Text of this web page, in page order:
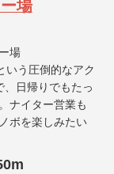
場
場
いう圧倒的なアク
日帰りでもたっ
ナイター営業も
ボを楽しみたい